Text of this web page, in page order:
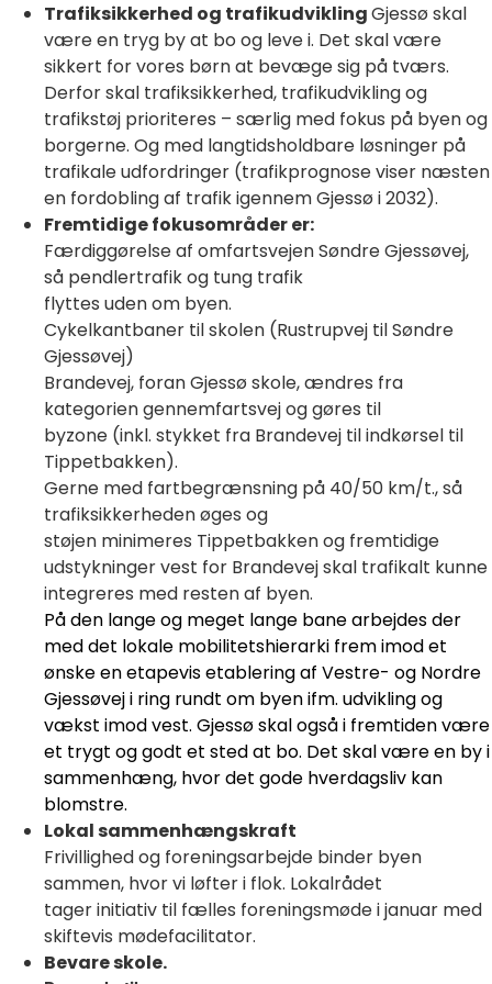
Trafiksikkerhed og trafikudviklingGjessø skal
være en tryg by at bo og leve i. Det skal være
sikkert for vores børn at bevæge sig på tværs.
Derfor skal trafiksikkerhed, trafikudvikling og
trafikstøj prioriteres – særlig med fokus på byen og
borgerne. Og med langtidsholdbare løsninger på
trafikale udfordringer (trafikprognose viser næsten
en fordobling af trafik igennem Gjessø i 2032).
Fremtidigefokusområder er:
Færdiggørelse af omfartsvejen Søndre Gjessøvej,
så pendlertrafik og tung trafik
flyttes uden om byen.
Cykelkantbaner til skolen (Rustrupvej til Søndre
Gjessøvej)
Brandevej, foran Gjessø skole, ændres fra
kategorien gennemfartsvej og gøres til
byzone (inkl. stykket fra Brandevej til indkørsel til
Tippetbakken).
Gerne med fartbegrænsning på 40/50 km/t., så
trafiksikkerheden øges og
støjen minimeres Tippetbakken og fremtidige
udstykninger vest for Brandevej skal trafikalt kunne
integreres med resten af byen.
På den lange og meget lange bane arbejdes der
med det lokale mobilitetshierarki frem imod et
ønske en etapevis etablering af Vestre- og Nordre
Gjessøvej i ring rundt om byen ifm. udvikling og
vækst imod vest. Gjessø skal også i fremtiden være
et trygt og godt et sted at bo. Det skal være en by i
sammenhæng, hvor det gode hverdagsliv kan
blomstre.
Lokal sammenhængskraft
Frivillighed og foreningsarbejde binder byen
sammen, hvor vi løfter i flok. Lokalrådet
tager initiativ til fælles foreningsmøde i januar med
skiftevis mødefacilitator.
Bevare skole.